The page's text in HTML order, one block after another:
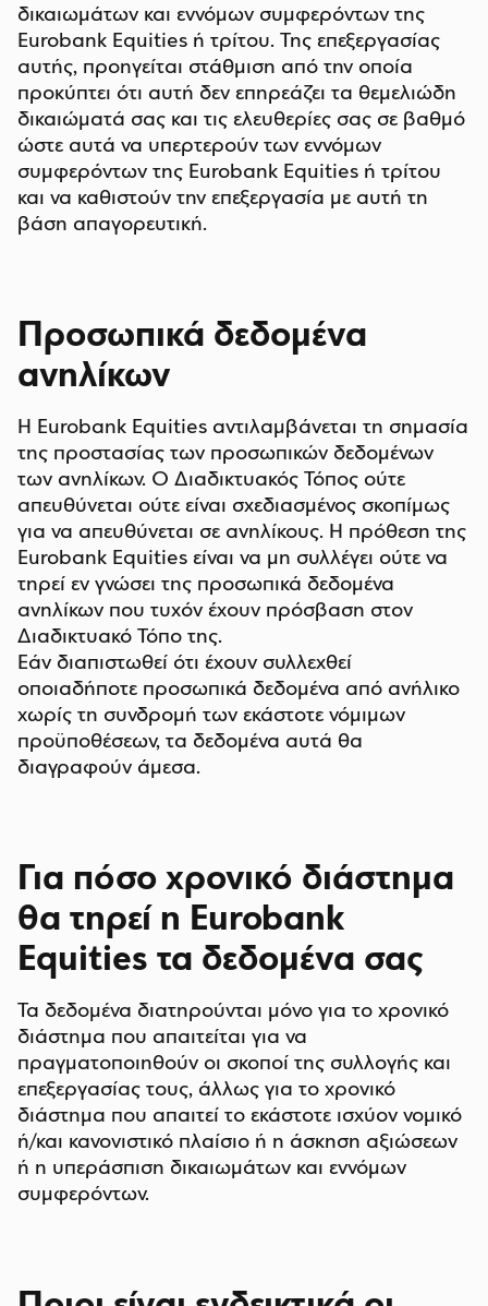
δικαιωμάτων και εννόμων συμφερόντων της
Eurobank Equities ή τρίτου. Της επεξεργασίας
αυτής, προηγείται στάθμιση από την οποία
προκύπτει ότι αυτή δεν επηρεάζει τα θεμελιώδη
δικαιώματά σας και τις ελευθερίες σας σε βαθμό
ώστε αυτά να υπερτερούν των εννόμων
συμφερόντων της Eurobank Equities ή τρίτου
και να καθιστούν την επεξεργασία με αυτή τη
βάση απαγορευτική.
Προσωπικά δεδομένα
ανηλίκων
Η Eurobank Equities αντιλαμβάνεται τη σημασία
της προστασίας των προσωπικών δεδομένων
των ανηλίκων. Ο Διαδικτυακός Τόπος ούτε
απευθύνεται ούτε είναι σχεδιασμένος σκοπίμως
για να απευθύνεται σε ανηλίκους. Η πρόθεση της
Eurobank Equities είναι να μη συλλέγει ούτε να
τηρεί εν γνώσει της προσωπικά δεδομένα
ανηλίκων που τυχόν έχουν πρόσβαση στον
Διαδικτυακό Τόπο της.
Εάν διαπιστωθεί ότι έχουν συλλεχθεί
οποιαδήποτε προσωπικά δεδομένα από ανήλικο
χωρίς τη συνδρομή των εκάστοτε νόμιμων
προϋποθέσεων, τα δεδομένα αυτά θα
διαγραφούν άμεσα.
Για πόσο χρονικό διάστημα
θα τηρεί η Eurobank
Equities τα δεδομένα σας
Τα δεδομένα διατηρούνται μόνο για το χρονικό
διάστημα που απαιτείται για να
πραγματοποιηθούν οι σκοποί της συλλογής και
επεξεργασίας τους, άλλως για το χρονικό
διάστημα που απαιτεί το εκάστοτε ισχύον νομικό
ή/και κανονιστικό πλαίσιο ή η άσκηση αξιώσεων
ή η υπεράσπιση δικαιωμάτων και εννόμων
συμφερόντων.